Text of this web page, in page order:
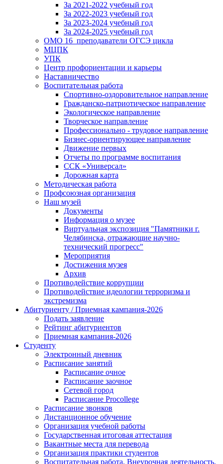
За 2021-2022 учебный год
За 2022-2023 учебный год
За 2023-2024 учебный год
За 2024-2025 учебный год
ОМО 16_преподаватели ОГСЭ цикла
МЦПК
УПК
Центр профориентации и карьеры
Наставничество
Воспитательная работа
Спортивно-оздоровительное направление
Гражданско-патриотическое направление
Экологическое направление
Творческое направление
Профессионально - трудовое направление
Бизнес-ориентирующее направление
Движение первых
Отчеты по программе воспитания
ССК «Универсал»
Дорожная карта
Методическая работа
Профсоюзная организация
Наш музей
Документы
Информация о музее
Виртуальная экспозиция "Памятники г.
Челябинска, отражающие научно-
технический прогресс"
Мероприятия
Достижения музея
Архив
Противодействие коррупции
Противодействие идеологии терроризма и
экстремизма
Абитуриенту / Приемная кампания-2026
Подать заявление
Рейтинг абитуриентов
Приемная кампания-2026
Студенту
Электронный дневник
Расписание занятий
Расписание очное
Расписание заочное
Сетевой город
Расписание Procollege
Расписание звонков
Дистанционное обучение
Организация учебной работы
Государственная итоговая аттестация
Вакантные места для перевода
Организация практики студентов
Воспитательная работа. Внеурочная деятельность.